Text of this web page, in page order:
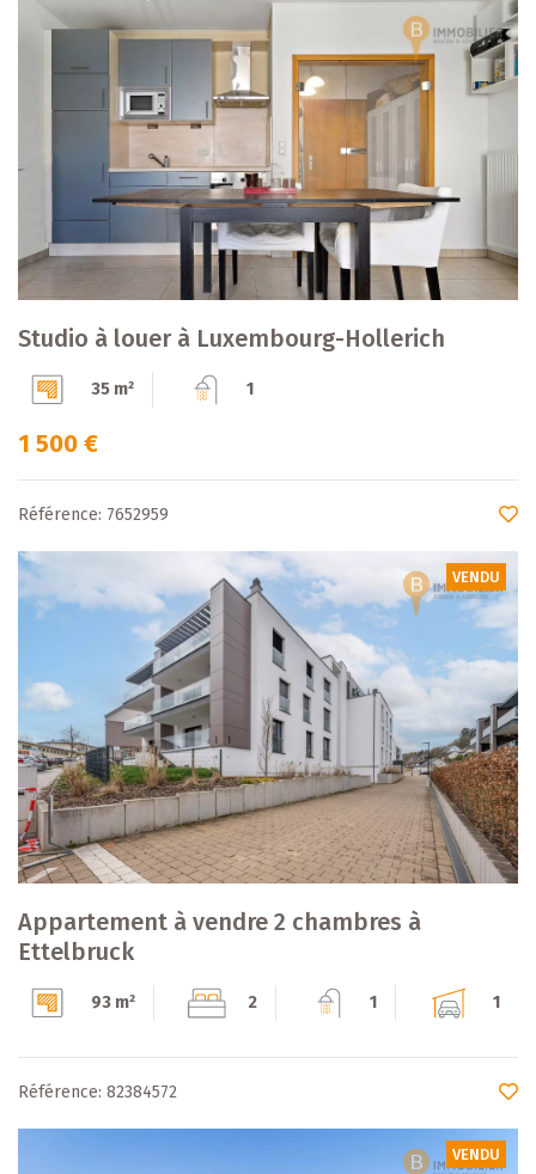
Studio à louer à Luxembourg-Hollerich
35 m² 1
1 500 €
Référence: 7652959
VENDU
Appartement à vendre 2 chambres à
Ettelbruck
93 m² 2 1 1
Référence: 82384572
VENDU